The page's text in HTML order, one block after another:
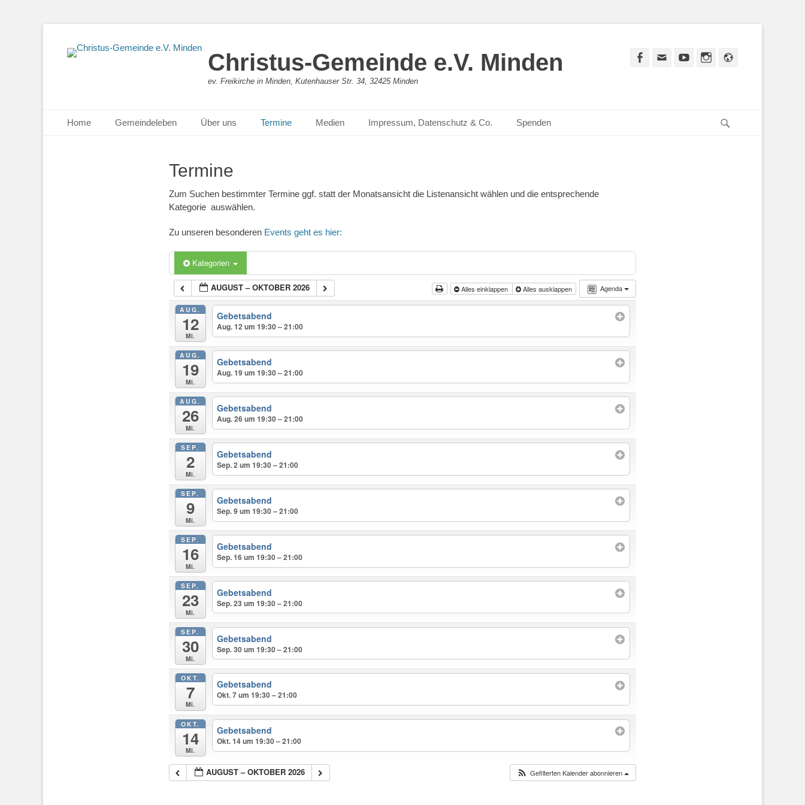
Christus-Gemeinde e.V. Minden
ev. Freikirche in Minden, Kutenhauser Str. 34, 32425 Minden
Facebook YouTubeInstagram
Primäres Menü
Inhalt
Home Gemeindeleben Über uns Termine Medien Impressum, Datenschutz & Co. Spenden
Termine
Zum Suchen bestimmter Termine ggf. statt der Monatsansicht die Listenansicht wählen und die entsprechende
Kategorie auswählen.
Zu unseren besonderen Events geht es hier:
Kategorien
Agenda
AUGUST – OKTOBER 2026 Alles einklappen Alles ausklappen
AUG.
12
Mi.
Gebetsabend
Aug. 12 um 19:30 – 21:00
AUG.
19
Mi.
Gebetsabend
Aug. 19 um 19:30 – 21:00
AUG.
26
Mi.
Gebetsabend
Aug. 26 um 19:30 – 21:00
SEP.
2
Mi.
Gebetsabend
Sep. 2 um 19:30 – 21:00
SEP.
9
Mi.
Gebetsabend
Sep. 9 um 19:30 – 21:00
SEP.
16
Mi.
Gebetsabend
Sep. 16 um 19:30 – 21:00
SEP.
23
Mi.
Gebetsabend
Sep. 23 um 19:30 – 21:00
SEP.
30
Mi.
Gebetsabend
Sep. 30 um 19:30 – 21:00
OKT.
7
Mi.
Gebetsabend
Okt. 7 um 19:30 – 21:00
OKT.
14
Mi.
Gebetsabend
Okt. 14 um 19:30 – 21:00
AUGUST – OKTOBER 2026 Gefilterten Kalender abonnieren